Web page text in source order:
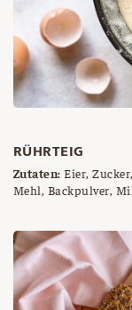
RÜHRTEIG
Zutaten: Eier,
Mehl, Backpulver,